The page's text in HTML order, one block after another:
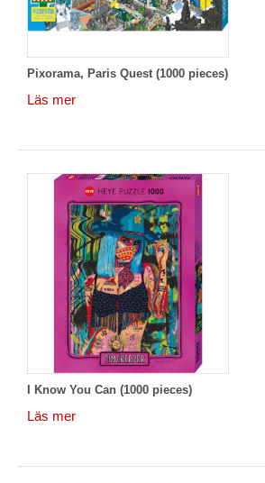
Pixorama, Paris Quest (1000 pieces)
Läs mer
I Know You Can (1000 pieces)
Läs mer